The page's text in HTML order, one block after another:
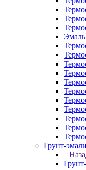
Грунт-эмали